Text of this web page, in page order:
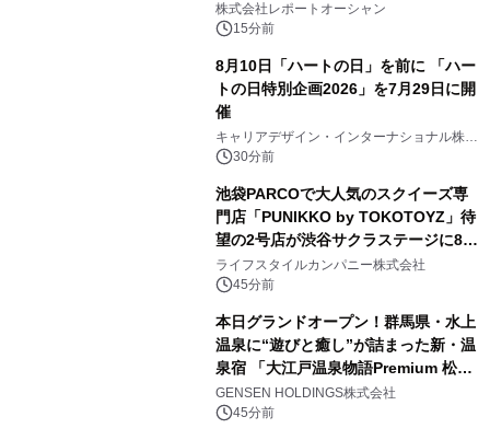
及・循環型経済・メンテナンス需要拡
大が成長を加速
株式会社レポートオーシャン
15分前
8月10日「ハートの日」を前に 「ハー
トの日特別企画2026」を7月29日に開
催
キャリアデザイン・インターナショナル株式
会社30分前
池袋PARCOで大人気のスクイーズ専
門店「PUNIKKO by TOKOTOYZ」待
望の2号店が渋谷サクラステージに8月
21日オープン！
ライフスタイルカンパニー株式会社
45分前
本日グランドオープン！群馬県・水上
温泉に“遊びと癒し”が詰まった新・温
泉宿 「大江戸温泉物語Premium 松乃
井」が誕生
GENSEN HOLDINGS株式会社
45分前